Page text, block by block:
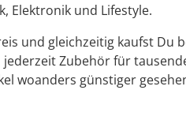
Elektronik und Lifestyle.
und gleichzeitig kaufst Du
Zubehör für
woanders günstiger